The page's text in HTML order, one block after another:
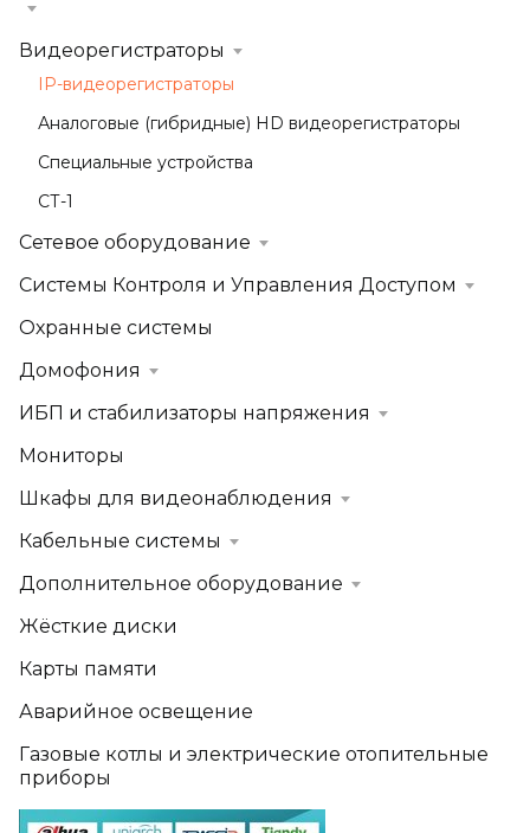
Видеорегистраторы
IP-видеорегистраторы
Аналоговые (гибридные) HD видеорегистраторы
Специальные устройства
СТ-1
Сетевое оборудование
Системы Контроля и Управления Доступом
Охранные системы
Домофония
ИБП и стабилизаторы напряжения
Мониторы
Шкафы для видеонаблюдения
Кабельные системы
Дополнительное оборудование
Жёсткие диски
Карты памяти
Аварийное освещение
Газовые котлы и электрические отопительные
приборы